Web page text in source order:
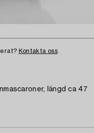
Kontakta oss
längd ca 47